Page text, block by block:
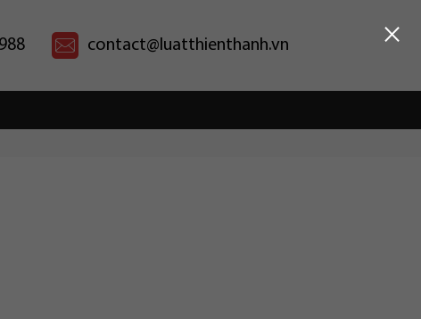
contact@luatthienthanh.vn ×